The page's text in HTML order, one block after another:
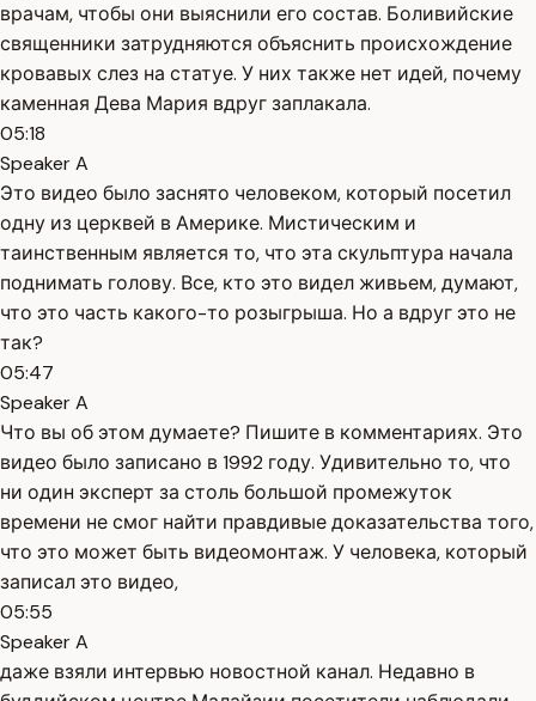
врачам, чтобы они выяснили его состав. Боливийские
священники затрудняются объяснить происхождение
кровавых слез на статуе. У них также нет идей, почему
каменная Дева Мария вдруг заплакала.
05:18
Speaker A
Это видео было заснято человеком, который посетил
одну из церквей в Америке. Мистическим и
таинственным является то, что эта скульптура начала
поднимать голову. Все, кто это видел живьем, думают,
что это часть какого-то розыгрыша. Но а вдруг это не
так?
05:47
Speaker A
Что вы об этом думаете? Пишите в комментариях. Это
видео было записано в 1992 году. Удивительно то, что
ни один эксперт за столь большой промежуток
времени не смог найти правдивые доказательства того,
что это может быть видеомонтаж. У человека, который
записал это видео,
05:55
Speaker A
даже взяли интервью новостной канал. Недавно в